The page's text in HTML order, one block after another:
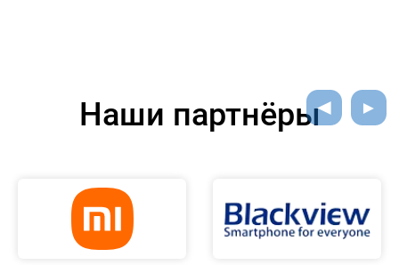
Наши партнёры